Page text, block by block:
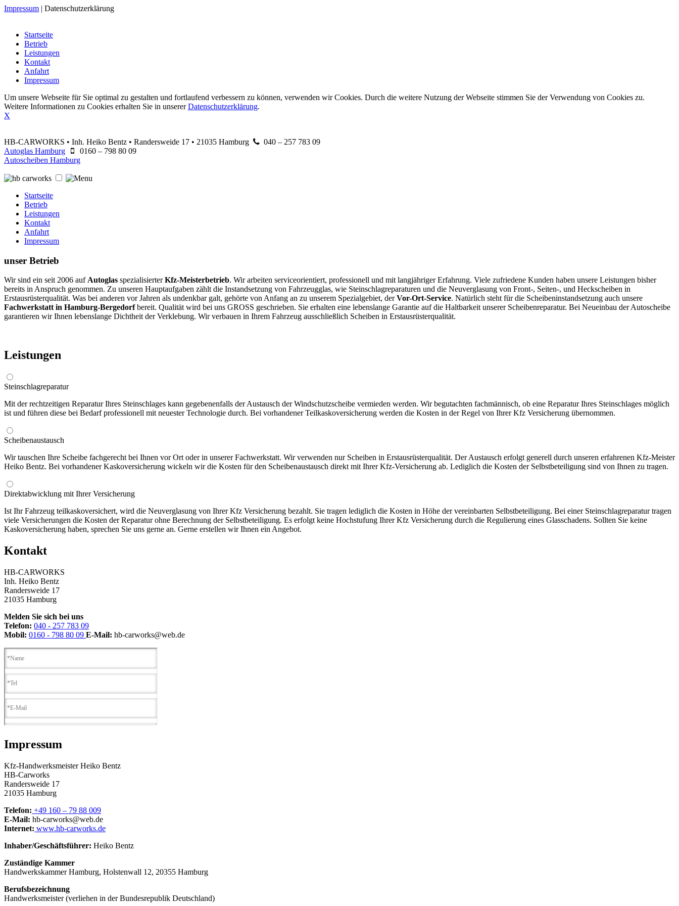
Impressum | Datenschutzerklärung
Startseite
Betrieb
Leistungen
Kontakt
Anfahrt
Impressum
Um unsere Webseite für Sie optimal zu gestalten und fortlaufend verbessern zu können, verwenden wir Cookies. Durch die weitere Nutzung der Webseite stimmen Sie der Verwendung von Cookies zu.
Weitere Informationen zu Cookies erhalten Sie in unsererDatenschutzerklärung.
X
HB-CARWORKS • Inh. Heiko Bentz • Randersweide 17 • 21035 Hamburg
040 – 257 783 09
Autoglas Hamburg
0160 – 798 80 09
Autoscheiben Hamburg
Startseite
Betrieb
Leistungen
Kontakt
Anfahrt
Impressum
unser Betrieb
Wir sind ein seit 2006 aufAutoglas spezialisierterKfz-Meisterbetrieb. Wir arbeiten serviceorientiert, professionell und mit langjähriger Erfahrung. Viele zufriedene Kunden haben unsere Leistungen bisher
bereits in Anspruch genommen. Zu unseren Hauptaufgaben zählt die Instandsetzung von Fahrzeugglas, wie Steinschlagreparaturen und die Neuverglasung von Front-, Seiten-, und Heckscheiben in
Erstausrüsterqualität. Was bei anderen vor Jahren als undenkbar galt, gehörte von Anfang an zu unserem Spezialgebiet, derVor-Ort-Service. Natürlich steht für die Scheibeninstandsetzung auch unsere
Fachwerkstatt in Hamburg-Bergedorfbereit. Qualität wird bei uns GROSS geschrieben. Sie erhalten eine lebenslange Garantie auf die Haltbarkeit unserer Scheibenreparatur. Bei Neueinbau der Autoscheibe
garantieren wir Ihnen lebenslange Dichtheit der Verklebung. Wir verbauen in Ihrem Fahrzeug ausschließlich Scheiben in Erstausrüsterqualität.
Leistungen
Steinschlagreparatur
Mit der rechtzeitigen Reparatur Ihres Steinschlages kann gegebenenfalls der Austausch der Windschutzscheibe vermieden werden. Wir begutachten fachmännisch, ob eine Reparatur Ihres Steinschlages möglich
ist und führen diese bei Bedarf professionell mit neuester Technologie durch. Bei vorhandener Teilkaskoversicherung werden die Kosten in der Regel von Ihrer Kfz Versicherung übernommen.
Scheibenaustausch
Wir tauschen Ihre Scheibe fachgerecht bei Ihnen vor Ort oder in unserer Fachwerkstatt. Wir verwenden nur Scheiben in Erstausrüsterqualität. Der Austausch erfolgt generell durch unseren erfahrenen Kfz-Meister
Heiko Bentz. Bei vorhandener Kaskoversicherung wickeln wir die Kosten für den Scheibenaustausch direkt mit Ihrer Kfz-Versicherung ab. Lediglich die Kosten der Selbstbeteiligung sind von Ihnen zu tragen.
Direktabwicklung mit Ihrer Versicherung
Ist Ihr Fahrzeug teilkaskoversichert, wird die Neuverglasung von Ihrer Kfz Versicherung bezahlt. Sie tragen lediglich die Kosten in Höhe der vereinbarten Selbstbeteiligung. Bei einer Steinschlagreparatur tragen
viele Versicherungen die Kosten der Reparatur ohne Berechnung der Selbstbeteiligung. Es erfolgt keine Hochstufung Ihrer Kfz Versicherung durch die Regulierung eines Glasschadens. Sollten Sie keine
Kaskoversicherung haben, sprechen Sie uns gerne an. Gerne erstellen wir Ihnen ein Angebot.
Kontakt
HB-CARWORKS
Inh. Heiko Bentz
Randersweide 17
21035 Hamburg
Melden Sie sich bei uns
Telefon: 040 - 257 783 09
Mobil: 0160 - 798 80 09 E-Mail: hb-carworks@web.de
Impressum
Kfz-Handwerksmeister Heiko Bentz
HB-Carworks
Randersweide 17
21035 Hamburg
Telefon: +49 160 – 79 88 009
E-Mail: hb-carworks@web.de
Internet: www.hb-carworks.de
Inhaber/Geschäftsführer: Heiko Bentz
Zuständige Kammer
Handwerkskammer Hamburg, Holstenwall 12, 20355 Hamburg
Berufsbezeichnung
Handwerksmeister (verliehen in der Bundesrepublik Deutschland)